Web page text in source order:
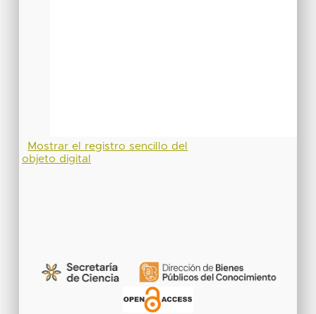
Mostrar el registro sencillo del
objeto digital